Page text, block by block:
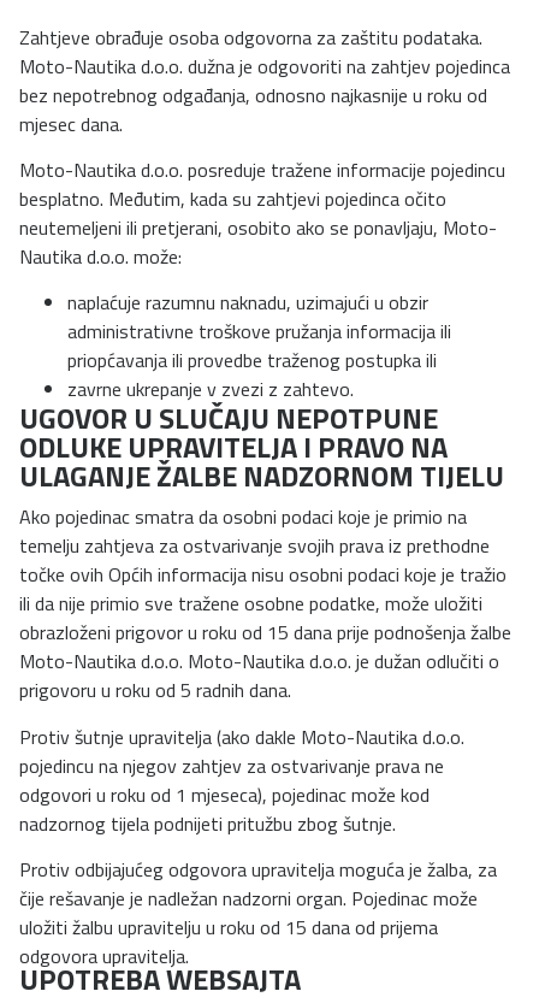
Zahtjeve obrađuje osoba odgovorna za zaštitu podataka.
Moto-Nautika d.o.o. dužna je odgovoriti na zahtjev pojedinca
bez nepotrebnog odgađanja, odnosno najkasnije u roku od
mjesec dana.
Moto-Nautika d.o.o. posreduje tražene informacije pojedincu
besplatno. Međutim, kada su zahtjevi pojedinca očito
neutemeljeni ili pretjerani, osobito ako se ponavljaju, Moto-
Nautika d.o.o. može:
naplaćuje razumnu naknadu, uzimajući u obzir
administrativne troškove pružanja informacija ili
priopćavanja ili provedbe traženog postupka ili
zavrne ukrepanje v zvezi z zahtevo.
UGOVOR U SLUČAJU NEPOTPUNE
ODLUKE UPRAVITELJA I PRAVO NA
ULAGANJE ŽALBE NADZORNOM TIJELU
Ako pojedinac smatra da osobni podaci koje je primio na
temelju zahtjeva za ostvarivanje svojih prava iz prethodne
točke ovih Općih informacija nisu osobni podaci koje je tražio
ili da nije primio sve tražene osobne podatke, može uložiti
obrazloženi prigovor u roku od 15 dana prije podnošenja žalbe
Moto-Nautika d.o.o. Moto-Nautika d.o.o. je dužan odlučiti o
prigovoru u roku od 5 radnih dana.
Protiv šutnje upravitelja (ako dakle Moto-Nautika d.o.o.
pojedincu na njegov zahtjev za ostvarivanje prava ne
odgovori u roku od 1 mjeseca), pojedinac može kod
nadzornog tijela podnijeti pritužbu zbog šutnje.
Protiv odbijajućeg odgovora upravitelja moguća je žalba, za
čije rešavanje je nadležan nadzorni organ. Pojedinac može
uložiti žalbu upravitelju u roku od 15 dana od prijema
odgovora upravitelja.
UPOTREBA WEBSAJTA